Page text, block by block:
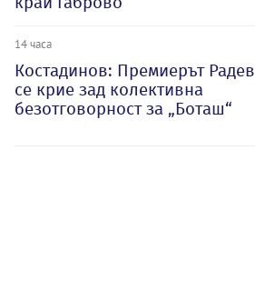
14 часа
Костадинов: Премиерът Радев
се крие зад колективна
безотговорност за „Боташ“